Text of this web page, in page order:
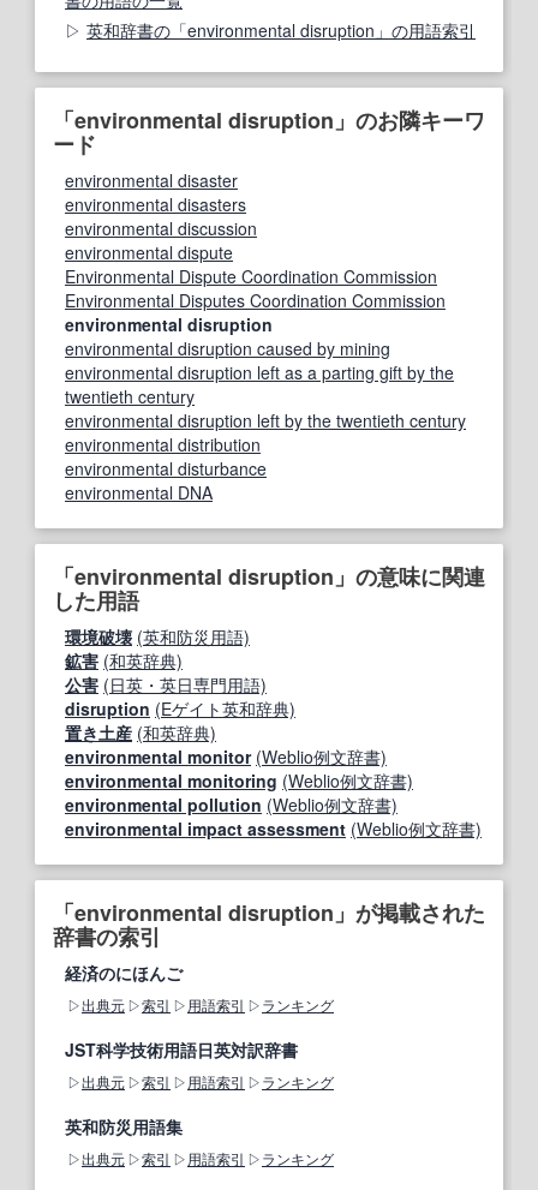
英和辞書の「environmental disruption」の用語索引
「environmental disruption」のお隣キーワ
ード
environmental disaster
environmental disasters
environmental discussion
environmental dispute
Environmental Dispute Coordination Commission
Environmental Disputes Coordination Commission
environmental disruption
environmental disruption caused by mining
environmental disruption left as a parting gift by the
twentieth century
environmental disruption left by the twentieth century
environmental distribution
environmental disturbance
environmental DNA
「environmental disruption」の意味に関連
した用語
環境破壊 (英和防災用語)
鉱害 (和英辞典)
公害 (日英・英日専門用語)
disruption (Eゲイト英和辞典)
置き土産 (和英辞典)
environmental monitor (Weblio例文辞書)
environmental monitoring (Weblio例文辞書)
environmental pollution (Weblio例文辞書)
environmental impact assessment (Weblio例文辞書)
「environmental disruption」が掲載された
辞書の索引
経済のにほんご
出典元 索引 用語索引 ランキング
JST科学技術用語日英対訳辞書
出典元 索引 用語索引 ランキング
英和防災用語集
出典元 索引 用語索引 ランキング